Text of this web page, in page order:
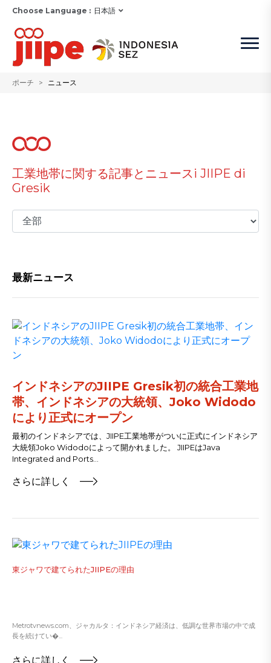
Choose Language : 日本語
ポーチ ニュース
工業地帯に関する記事とニュースi JIIPE di
Gresik
最新ニュース
インドネシアのJIIPE Gresik初の統合工業地
帯、インドネシアの大統領、Joko Widodo
により正式にオープン
最初のインドネシアでは、JIIPE工業地帯がついに正式にインドネシア
大統領Joko Widodoによって開かれました。 JIIPEはJava
Integrated and Ports...
さらに詳しく
東ジャワで建てられたJIIPEの理由
Metrotvnews.com、ジャカルタ：インドネシア経済は、低調な世界市場の中で成
長を続けてい�...
さらに詳しく